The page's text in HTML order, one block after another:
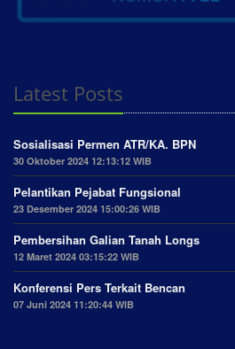
Latest Posts
Sosialisasi Permen ATR/KA. BPN
30 Oktober 2024 12:13:12 WIB
Pelantikan Pejabat Fungsional
23 Desember 2024 15:00:26 WIB
Pembersihan Galian Tanah Longs
12 Maret 2024 03:15:22 WIB
Konferensi Pers Terkait Bencan
07 Juni 2024 11:20:44 WIB